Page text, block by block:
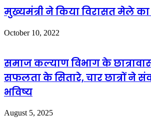
मुख्यमंत्री ने किया विरासत मेले
October 10, 2022
समाज कल्याण विभाग के
सफलता के सितारे, चार छात्रों ने
भविष्य
August 5, 2025